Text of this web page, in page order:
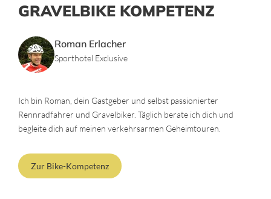
GRAVELBIKE KOMPETENZ
Roman Erlacher
Sporthotel Exclusive
Ich bin Roman, dein Gastgeber und selbst passionierter
Rennradfahrer und Gravelbiker. Täglich berate ich dich und
begleite dich auf meinen verkehrsarmen Geheimtouren.
Zur Bike-Kompetenz